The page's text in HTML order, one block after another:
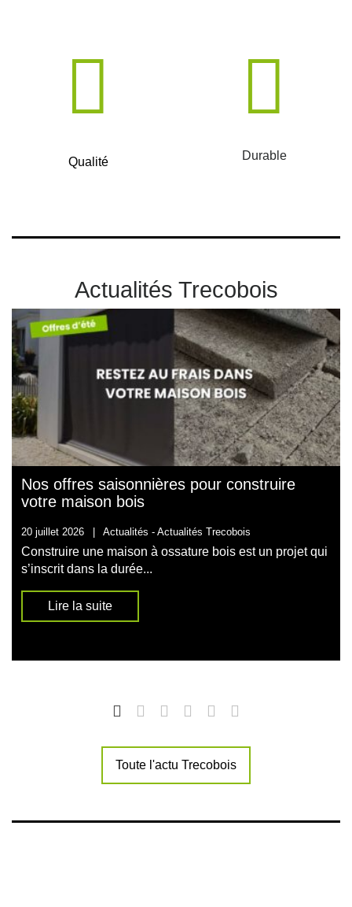
Qualité Durable
Actualités Trecobois
Nos offres saisonnières pour construire
votre maison bois
20 juillet 2026 Actualités - Actualités Trecobois
Construire une maison à ossature bois est un projet qui
s’inscrit dans la durée...
Lire la suite
Toute l'actu Trecobois